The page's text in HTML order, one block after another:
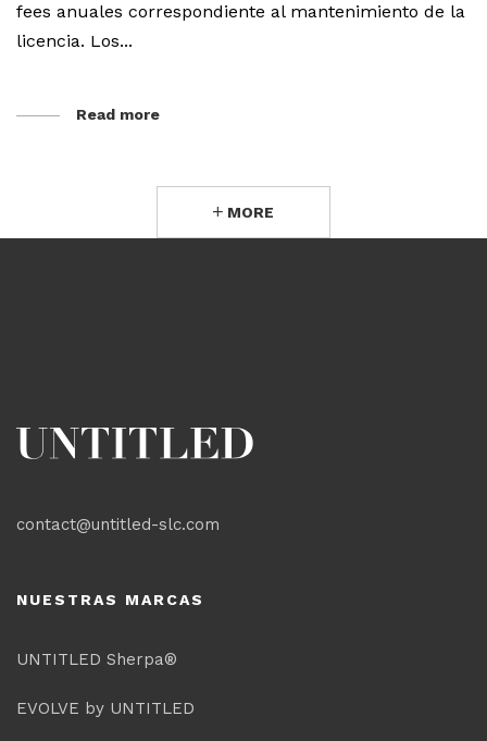
fees anuales correspondiente al mantenimiento de la
licencia. Los...
Read more
MORE
contact@untitled-slc.com
NUESTRAS MARCAS
UNTITLED Sherpa®
EVOLVE by UNTITLED